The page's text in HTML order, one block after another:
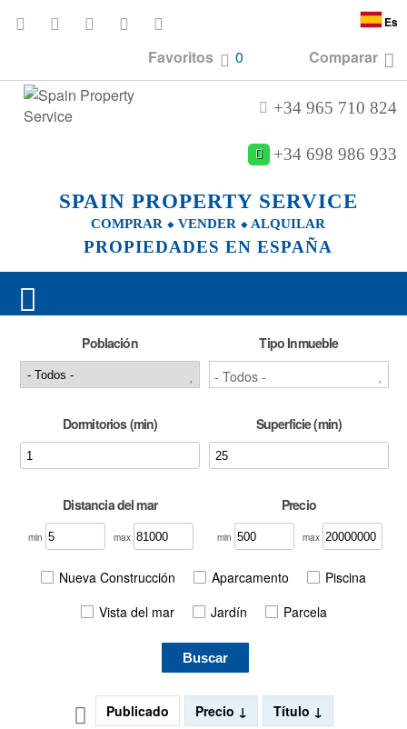
Favoritos 0 Comparar
Es
SPAIN PROPERTY SERVICE
COMPRAR ⬥ VENDER ⬥ ALQUILAR
PROPIEDADES EN ESPAÑA
+34 965 710 824
+34 698 986 933
Población Tipo Inmueble
Dormitorios (min) Superficie (min)
Distancia del mar
min max
Precio
min max
Nueva Construcción Aparcamento
Piscina
Vista del mar
Jardín Parcela
Buscar
Publicado Precio Título